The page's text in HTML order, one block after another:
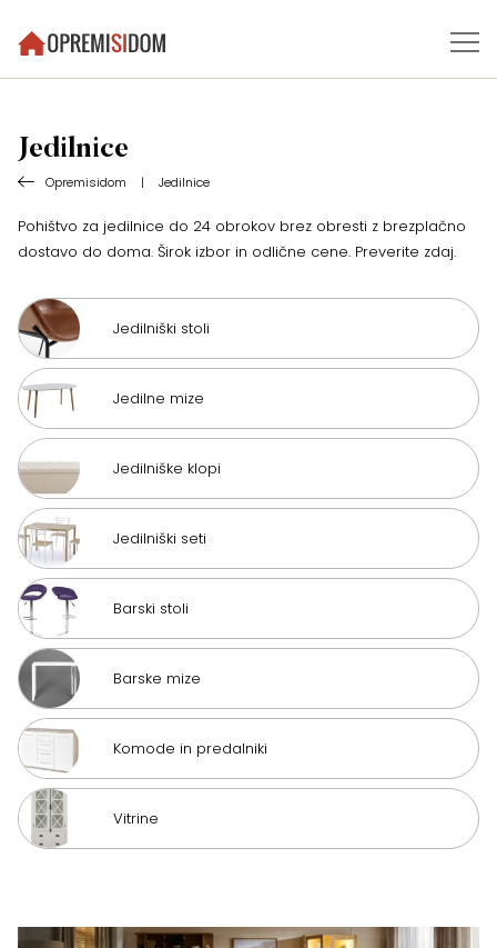
Jedilnice
Opremisidom | Jedilnice
Pohištvo za jedilnice do 24 obrokov brez obresti z brezplačno
dostavo do doma. Širok izbor in odlične cene. Preverite zdaj.
Jedilniški stoli
Jedilne mize
Jedilniške klopi
Jedilniški seti
Barski stoli
Barske mize
Komode in predalniki
Vitrine